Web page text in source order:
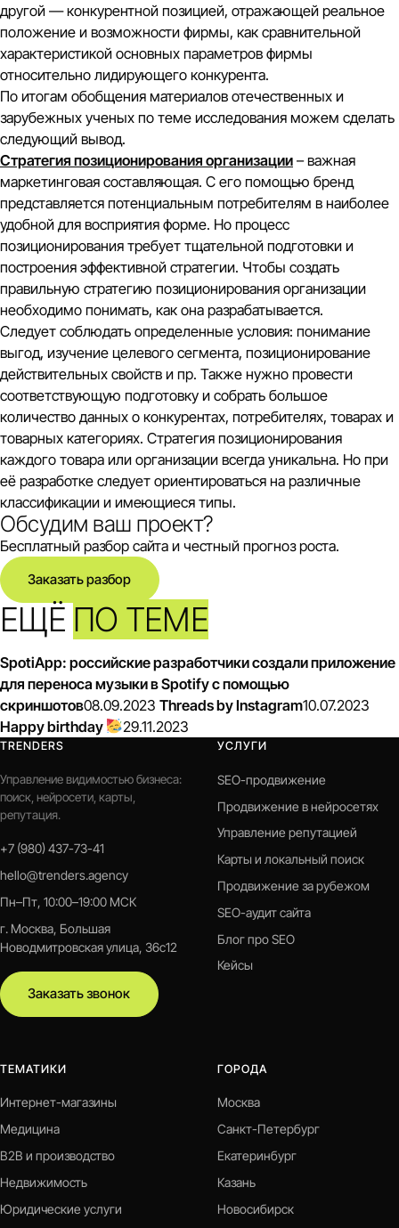
другой — конкурентной позицией, отражающей реальное
положение и возможности фирмы, как сравнительной
характеристикой основных параметров фирмы
относительно лидирующего конкурента.
По итогам обобщения материалов отечественных и
зарубежных ученых по теме исследования можем сделать
следующий вывод.
Стратегия позиционирования организации – важная
маркетинговая составляющая. С его помощью бренд
представляется потенциальным потребителям в наиболее
удобной для восприятия форме. Но процесс
позиционирования требует тщательной подготовки и
построения эффективной стратегии. Чтобы создать
правильную стратегию позиционирования организации
необходимо понимать, как она разрабатывается.
Следует соблюдать определенные условия: понимание
выгод, изучение целевого сегмента, позиционирование
действительных свойств и пр. Также нужно провести
соответствующую подготовку и собрать большое
количество данных о конкурентах, потребителях, товарах и
товарных категориях. Стратегия позиционирования
каждого товара или организации всегда уникальна. Но при
её разработке следует ориентироваться на различные
классификации и имеющиеся типы.
Обсудим ваш проект?
Бесплатный разбор сайта и честный прогноз роста.
Заказать разбор
ЕЩЁ ПО ТЕМЕ
SpotiApp: российские разработчики создали приложение
для переноса музыки в Spotify с помощью
скриншотов08.09.2023 Threads by Instagram10.07.2023
Happy birthday
29.11.2023
TRENDERS
Управление видимостью бизнеса:
поиск, нейросети, карты,
репутация.
+7 (980) 437-73-41
hello@trenders.agency
Пн–Пт, 10:00–19:00 МСК
г. Москва, Большая
Новодмитровская улица, 36с12
Заказать звонок
УСЛУГИ
SEO-продвижение
Продвижение в нейросетях
Управление репутацией
Карты и локальный поиск
Продвижение за рубежом
SEO-аудит сайта
Блог про SEO
Кейсы
ТЕМАТИКИ
Интернет-магазины
Медицина
B2B и производство
Недвижимость
Юридические услуги
ГОРОДА
Москва
Санкт-Петербург
Екатеринбург
Казань
Новосибирск